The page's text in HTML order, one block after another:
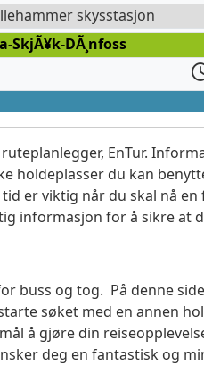
skysstasjon
SkjÃ¥k-DÃ¸nfoss
EnTur.
holdeplasser du kan
er viktig når du skal nå
informasjon for å sikre at
buss og tog. På denne
søket med en annen
å gjøre din
deg en fantastisk og